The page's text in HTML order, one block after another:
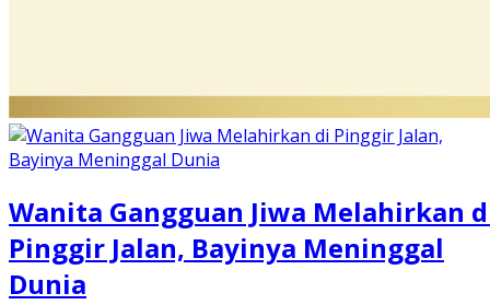
Wanita Gangguan Jiwa Melahirkan
Pinggir Jalan, Bayinya Meninggal
Dunia